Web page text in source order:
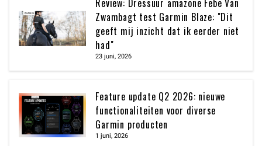
Review: Dressuur amazone Febe Van
Zwambagt test Garmin Blaze: "Dit
geeft mij inzicht dat ik eerder niet
had"
23 juni, 2026
Feature update Q2 2026: nieuwe
functionaliteiten voor diverse
Garmin producten
1 juni, 2026